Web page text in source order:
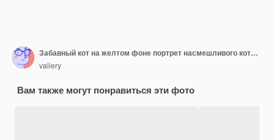
Забавный кот на желтом фоне портрет насмешливого кота с копией пространства, сгенерированного ИИ
vailery
Вам также могут понравиться эти фото